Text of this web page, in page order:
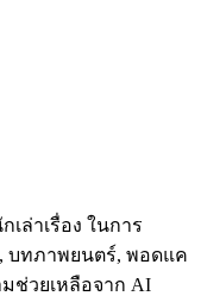
เล่าเรื่อง ในการ
บทภาพยนตร์, พอดแค
ช่วยเหลือจาก AI